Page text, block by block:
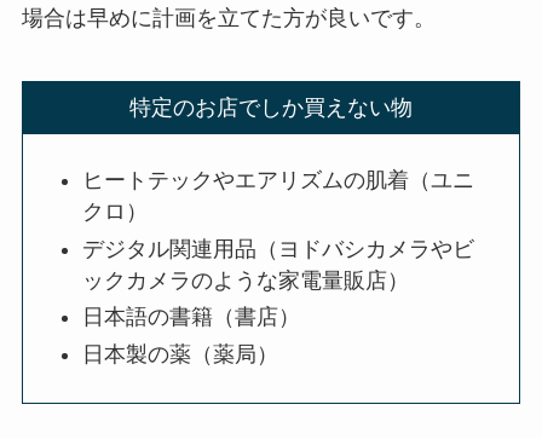
場合は早めに計画を立てた方が良いです。
特定のお店でしか買えない物
ヒートテックやエアリズムの肌着（ユニ
クロ）
デジタル関連用品（ヨドバシカメラやビ
ックカメラのような家電量販店）
日本語の書籍（書店）
日本製の薬（薬局）